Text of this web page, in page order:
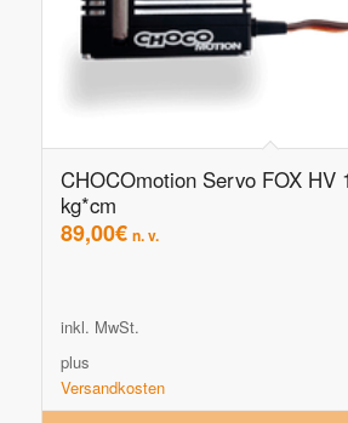
CHOCOmotion Servo FOX HV
kg*cm
89,00€ n. v.
inkl. MwSt.
plus
Versandkosten